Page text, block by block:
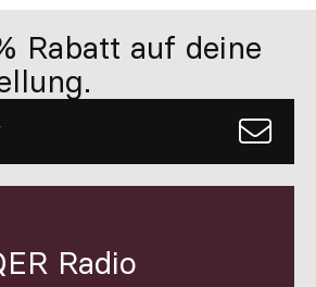
Rabatt auf deine
Radio